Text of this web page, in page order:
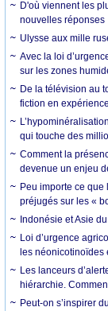
D'où viennent les
nouvelles réponses
Ulysse aux mille
Avec la loi
sur les zones
De la télévision au
fiction en expérience
qui touche des
Comment la
devenue un enjeu
Peu importe ce que
préjugés sur les «
Indonésie et Asie
Loi d’urgence
les néonicotinoïdes
Les lanceurs
hiérarchie.
Peut-on s’inspirer